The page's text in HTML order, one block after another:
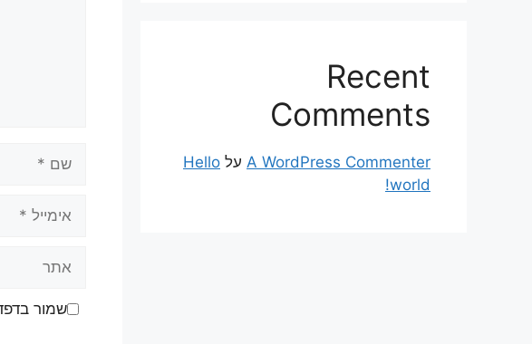
שמור
Recent
Comments
A WordPress Commenter על Hello
world!